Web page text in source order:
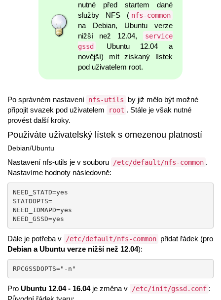
nutné před startem dané
služby NFS ( nfs-common
na Debian, Ubuntu verze
nižší než 12.04,
service
gssd
Ubuntu 12.04 a
novější) mít získaný lístek
pod uživatelem root.
Po správném nastavení nfs-utils
by již mělo být možné
připojit svazek pod uživatelem
root . Stále je však nutné
provést další kroky.
Použiváte uživatelský lístek s omezenou platností
Debian/Ubuntu
Nastavení nfs-utils je v souboru /etc/default/nfs-common .
Nastavíme hodnoty následovně:
NEED_STATD=yes
STATDOPTS=
NEED_IDMAPD=yes
NEED_GSSD=yes
Dále je potřeba v /etc/default/nfs-common přidat řádek (pro
Debian a Ubuntu verze nižší než 12.04):
RPCGSSDOPTS="-n"
Pro Ubuntu 12.04 - 16.04je změna v /etc/init/gssd.conf :